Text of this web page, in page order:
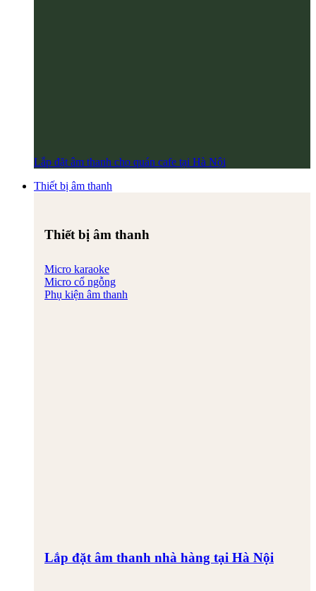
Lắp đặt âm thanh cho quán cafe tại Hà Nội
Thiết bị âm thanh
Thiết bị âm thanh
Micro karaoke
Micro cổ ngỗng
Phụ kiện âm thanh
Lắp đặt âm thanh nhà hàng tại Hà Nội